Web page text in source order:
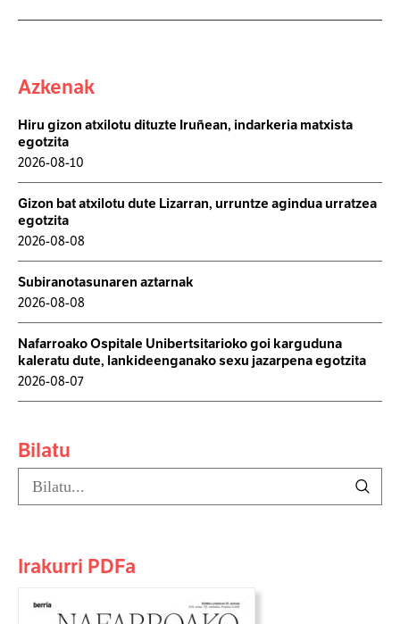
Hartu diozu neurria karguari, edo ohitzen ari zara
Azkenak
Hiru gizon atxilotu dituzte Iruñean, indarkeria matxista
egotzita
2026-08-10
Gizon bat atxilotu dute Lizarran, urruntze agindua urratzea
egotzita
2026-08-08
Subiranotasunaren aztarnak
2026-08-08
Nafarroako Ospitale Unibertsitarioko goi karguduna
kaleratu dute, lankideenganako sexu jazarpena egotzita
2026-08-07
Bilatu
Irakurri PDFa